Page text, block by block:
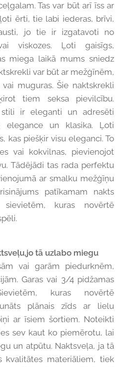
Tas var būt arī īss ar
ērti, tie labi iederas, brīvi,
jo tie ir izgatavoti no
viskozes. Ļoti gaisīgs,
miega laikā mums sniedz
var būt ar mežģīnēm,
muguras. Šie naktskrekli
tiem seksa pievilcību.
ir eleganti un adresēti
elegance un klasika. Ļoti
kas piešķir visu eleganci. To
vai kokvilnas, pievienojot
Tādējādi tas rada perfektu
ar smalku mežģīņu
patīkamam nakts
kuras novērtē
tā uzlabo miegu
vai garām piedurknēm,
Garas vai 3/4 pidžamas
kuras novērtē
plānais zīds ar lielu
ar īsiem šortiem. Noteikti
sev kaut ko piemērotu, lai
un atpūtu. Naktsveļa, ja tā
kvalitātes materiāliem, tiek